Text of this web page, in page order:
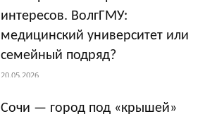
интересов. ВолгГМУ:
медицинский университет или
семейный подряд?
20.05.2026
Сочи — город под «крышей»